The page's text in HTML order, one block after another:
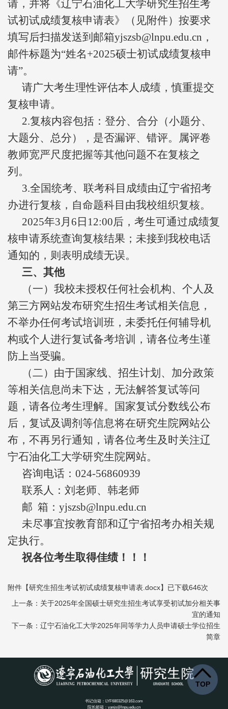
请，并将《辽宁石油化工大学研究生招生考
试初试成绩复核申请表》（见附件）按要求
填写后扫描发送到邮箱yjszsb@lnpu.edu.cn，
邮件标题为“姓名+2025硕士初试成绩复核申
请”。
请广大考生理性评估本人成绩，慎重提交
复核申请。
2.复核内容包括：登分、合分（小题分、
大题分、总分），是否漏评、错评。属评卷
教师宽严尺度把握等其他问题不在复核之
列。
3.全国统考、联考科目成绩由辽宁省招考
办进行复核，自命题科目由我校组织复核。
2025年3月6日12:00后，考生可通过成绩复
核申请系统查询复核结果；未接到我校电话
通知的，则表明成绩无误。
三、其他
（一）我校未授权任何社会机构、个人及
第三方网站发布研究生招生考试相关信息，
不举办任何考试培训班，未委托任何辅导机
构或个人进行复试备考培训，请各位考生谨
防上当受骗。
（二）由于国家线、招生计划、加分政策
等相关信息尚未下达，无法解答复试等问
题，请各位考生理解。国家复试分数线公布
后，复试及调剂等信息将在研究生院网站公
布，不再另行通知，请各位考生及时关注辽
宁石油化工大学研究生院网站。
咨询电话：024-56860939
联系人：刘老师、韩老师
邮 箱：yjszsb@lnpu.edu.cn
未尽事宜按教育部和辽宁省招考办相关规
定执行。
祝各位考生取得佳绩！！！
附件【研究生招生考试初试成绩复核申请表.docx】已下载646次
上一条：关于2025年全国硕士研究生招生考试享受初试加分相关事
宜的通知
下一条：辽宁石油化工大学2025年同等学力人员申请硕士学位招生
简章
TOP
书记信箱：LYF680325@163.com
院长邮箱：yanjs@lnpu.edu.cn